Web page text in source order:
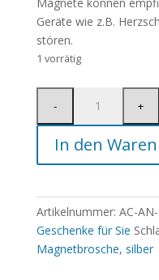
Geräte wie z.B.
stören.
1 vorrätig
In den
Artikelnummer: AC-
Geschenke für Sie
Magnetbrosche, silber